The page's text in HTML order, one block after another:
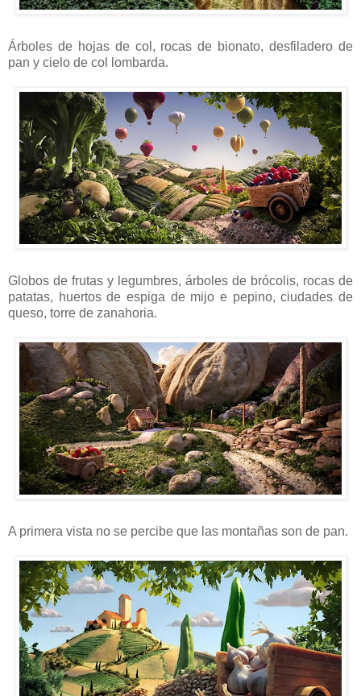
Árboles de hojas de col, rocas de bionato, desfiladero de
pan y cielo de col lombarda.
Globos de frutas y legumbres, árboles de brócolis, rocas de
patatas, huertos de espiga de mijo e pepino, ciudades de
queso, torre de zanahoria.
A primera vista no se percibe que las montañas son de pan.